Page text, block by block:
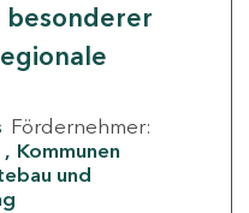
Fördernehmer:
Kommunen
und